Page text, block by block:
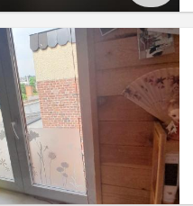
Info
€
30 €
10 months
No